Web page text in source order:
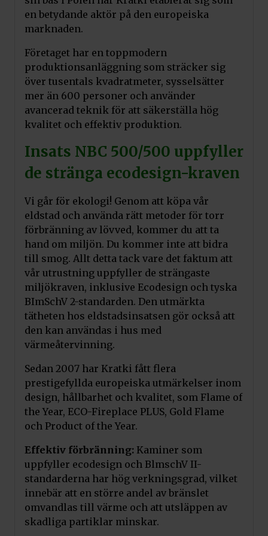
en betydande aktör på den europeiska
marknaden.
Företaget har en toppmodern
produktionsanläggning som sträcker sig
över tusentals kvadratmeter, sysselsätter
mer än 600 personer och använder
avancerad teknik för att säkerställa hög
kvalitet och effektiv produktion.
Insats NBC 500/500 uppfyller
de stränga ecodesign-kraven
Vi går för ekologi! Genom att köpa vår
eldstad och använda rätt metoder för torr
förbränning av lövved, kommer du att ta
hand om miljön. Du kommer inte att bidra
till smog. Allt detta tack vare det faktum att
vår utrustning uppfyller de strängaste
miljökraven, inklusive Ecodesign och tyska
BImSchV 2-standarden. Den utmärkta
tätheten hos eldstadsinsatsen gör också att
den kan användas i hus med
värmeåtervinning.
Sedan 2007 har Kratki fått flera
prestigefyllda europeiska utmärkelser inom
design, hållbarhet och kvalitet, som Flame of
the Year, ECO-Fireplace PLUS, Gold Flame
och Product of the Year.
Effektiv förbränning: Kaminer som
uppfyller ecodesign och BlmschV II-
standarderna har hög verkningsgrad, vilket
innebär att en större andel av bränslet
omvandlas till värme och att utsläppen av
skadliga partiklar minskar.